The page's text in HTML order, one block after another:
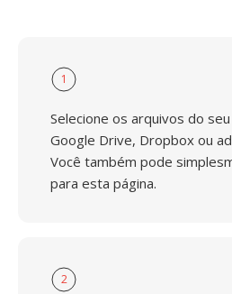
1
Selecione os arquivos do
Google Drive, Dropbox ou
Você também pode
para esta página.
2